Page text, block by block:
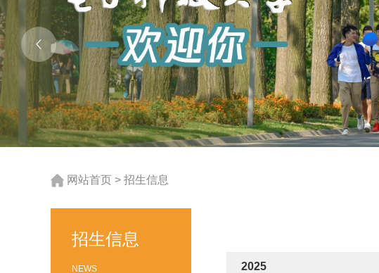
网站首页 > 招生信息
招生信息
NEWS 2025